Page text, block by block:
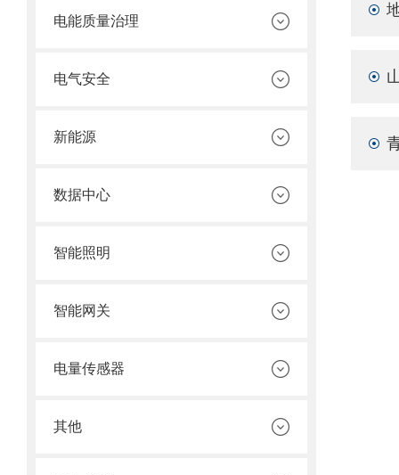
电能质量治理
电气安全
新能源
数据中心
智能照明
智能网关
电量传感器
其他